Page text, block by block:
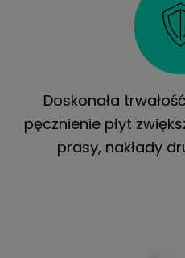
Doskonała
pęcznienie płyt
prasy, nakłady